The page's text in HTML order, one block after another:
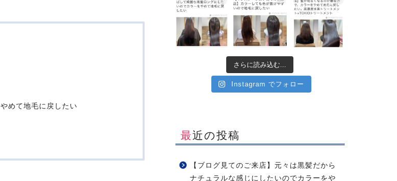
めて地毛に戻したい
さらに読み込む...
Instagram でフォロー
最近の投稿
【ブログ見てのご来店】元々は黒髪だから
ナチュラルな感じにしたいのでカラーをや